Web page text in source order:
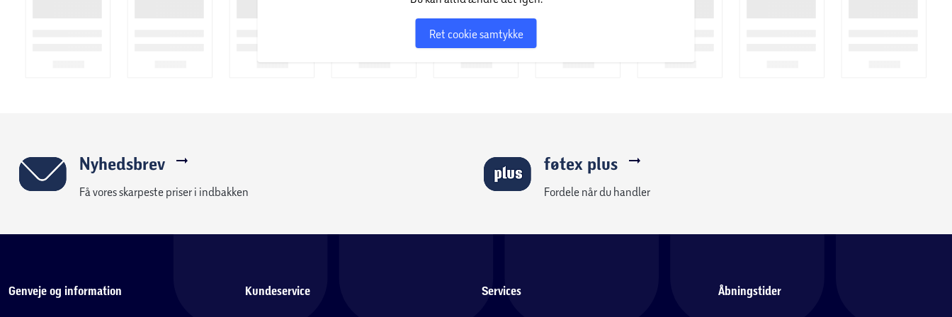
Ret cookie samtykke
Nyhedsbrev
Få vores skarpeste priser i indbakken
føtex plus
Fordele når du handler
Genveje og information Kundeservice Services Åbningstider